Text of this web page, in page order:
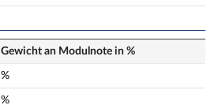
Gewicht an Modulnote in %
%
%